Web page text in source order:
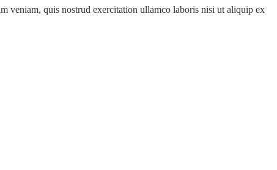
veniam, quis nostrud exercitation ullamco laboris nisi ut aliquip ex